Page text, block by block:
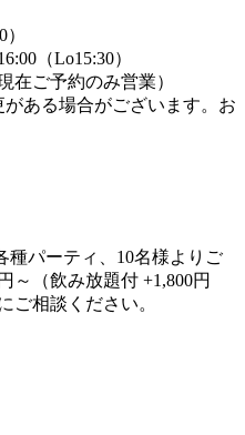
（Lo15:30）
在ご予約のみ営業）
ある場合がございます。お
種パーティ、10名様よりご
～（飲み放題付 +1,800円
ご相談ください。